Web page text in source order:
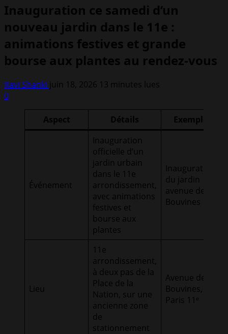
Inauguration ce samedi d’un
nouveau jardin dans le 11e :
animations festives et grande
bourse aux plantes au rendez-vous
Ravi Shanki juin 18, 2026 13 minutes lues
0
Aspect Détails Exemple
Événement
Inauguration
officielle d’un
jardin urbain
dans le 11e
arrondissement,
avec animations
festives et
bourse aux
plantes
Inauguration
du jardin
avenue de
Bouvines
Lieu
11e
arrondissement,
à deux pas de la
Place de la
Nation, sur une
ancienne zone
de
stationnement
Avenue de
Bouvines,
Paris 11ᵉ